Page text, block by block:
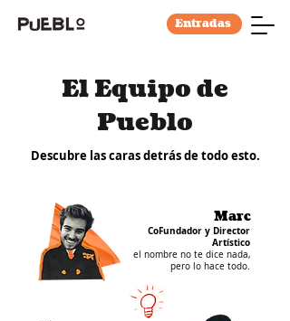
Entradas
El Equipo de
Pueblo
Descubre las caras detrás de todo esto.
Marc
CoFundador y Director
Artístico
el nombre no te dice nada,
pero lo hace todo.